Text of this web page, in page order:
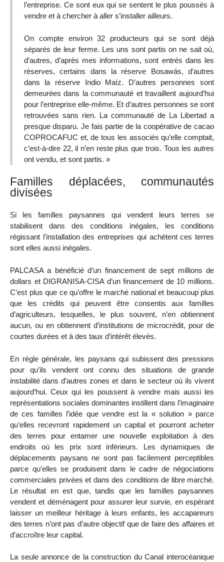
l’entreprise. Ce sont eux qui se sentent le plus poussés à
vendre et à chercher à aller s’installer ailleurs.
On compte environ 32 producteurs qui se sont déjà
séparés de leur ferme. Les uns sont partis on ne sait où,
d’autres, d’après mes informations, sont entrés dans les
réserves, certains dans la réserve Bosawás, d’autres
dans la réserve Indio Maíz. D’autres personnes sont
demeurées dans la communauté et travaillent aujourd’hui
pour l’entreprise elle-même. Et d’autres personnes se sont
retrouvées sans rien. La communauté de La Libertad a
presque disparu. Je fais partie de la coopérative de cacao
COPROCAFUC et, de tous les associés qu’elle comptait,
c’est-à-dire 22, il n’en reste plus que trois. Tous les autres
ont vendu, et sont partis. »
Familles déplacées, communautés
divisées
Si les familles paysannes qui vendent leurs terres se
stabilisent dans des conditions inégales, les conditions
régissant l’installation des entreprises qui achètent ces terres
sont elles aussi inégales.
PALCASA a bénéficié d’un financement de sept millions de
dollars et DIGRANISA-CISA d’un financement de 10 millions.
C’est plus que ce qu’offre le marché national et beaucoup plus
que les crédits qui peuvent être consentis aux familles
d’agriculteurs, lesquelles, le plus souvent, n’en obtiennent
aucun, ou en obtiennent d’institutions de microcrédit, pour de
courtes durées et à des taux d’intérêt élevés.
En règle générale, les paysans qui subissent des pressions
pour qu’ils vendent ont connu des situations de grande
instabilité dans d’autres zones et dans le secteur où ils vivent
aujourd’hui. Ceux qui les poussent à vendre mais aussi les
représentations sociales dominantes instillent dans l’imaginaire
de ces familles l’idée que vendre est la « solution » parce
qu’elles recevront rapidement un capital et pourront acheter
des terres pour entamer une nouvelle exploitation à des
endroits où les prix sont inférieurs. Les dynamiques de
déplacements paysans ne sont pas facilement perceptibles
parce qu’elles se produisent dans le cadre de négociations
commerciales privées et dans des conditions de libre marché.
Le résultat en est que, tandis que les familles paysannes
vendent et déménagent pour assurer leur survie, en espérant
laisser un meilleur héritage à leurs enfants, les accapareurs
des terres n’ont pas d’autre objectif que de faire des affaires et
d’accroître leur capital.
La seule annonce de la construction du Canal interocéanique